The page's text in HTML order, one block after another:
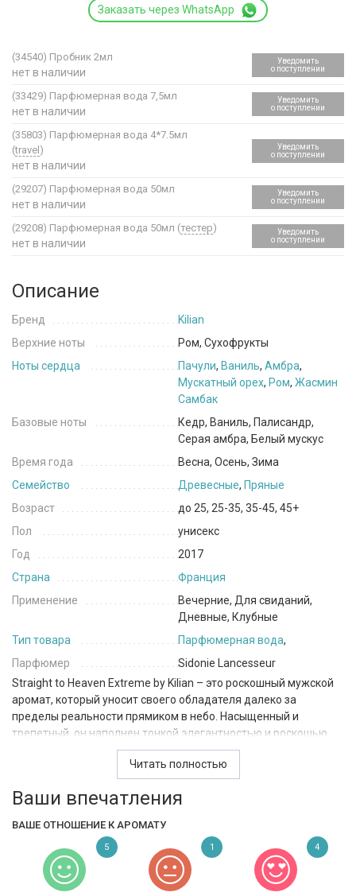
Заказать через WhatsApp
(34540) Пробник 2мл
нет в наличии
Уведомить
о поступлении
(33429) Парфюмерная вода 7,5мл
нет в наличии
Уведомить
о поступлении
(35803) Парфюмерная вода 4*7.5мл
(travel )
нет в наличии
Уведомить
о поступлении
(29207) Парфюмерная вода 50мл
нет в наличии
Уведомить
о поступлении
(29208) Парфюмерная вода 50мл (тестер)
нет в наличии
Уведомить
о поступлении
Описание
Бренд
Kilian
Верхние ноты
Ром, Сухофрукты
Ноты сердца
Пачули, Ваниль, Амбра,
Мускатный орех, Ром, Жасмин
Самбак
Базовые ноты
Кедр, Ваниль, Палисандр,
Серая амбра, Белый мускус
Время года
Весна, Осень, Зима
Семейство
Древесные, Пряные
Возраст
до 25, 25-35, 35-45, 45+
Пол
унисекс
Год
2017
Страна
Франция
Применение
Вечерние, Для свиданий,
Дневные, Клубные
Тип товара
Парфюмерная вода,
Парфюмер
Sidonie Lancesseur
Straight to Heaven Extreme by Kilian – это роскошный мужской
аромат, который уносит своего обладателя далеко за
пределы реальности прямиком в небо. Насыщенный и
трепетный, он наполнен тонкой элегантностью и роскошью,
которые станут отличным компаньоном на любом важном и
Аромат начинается с обволакивающего запаха рома и
и роскоши. Сердце парфюма наполнено нотами ванили и
жасмина самбак, что добавляет в аромат тонкую нежность и
элегантность. Мускатный орех, пачули и амбра добавляют в
аромат пряную и глубокую ноту, которая придает парфюму
Читать полностью
Ваши впечатления
ВАШЕ ОТНОШЕНИЕ К АРОМАТУ
5 1 4